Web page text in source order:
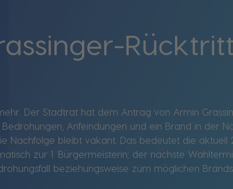
Rücktritt
Der Stadtrat hat dem Antrag von Armin
Anfeindungen und ein Brand in der
Nachfolge bleibt vakant. Das bedeutet die aktuell
zur 1. Bürgermeisterin; der nächste
beziehungsweise zum möglichen